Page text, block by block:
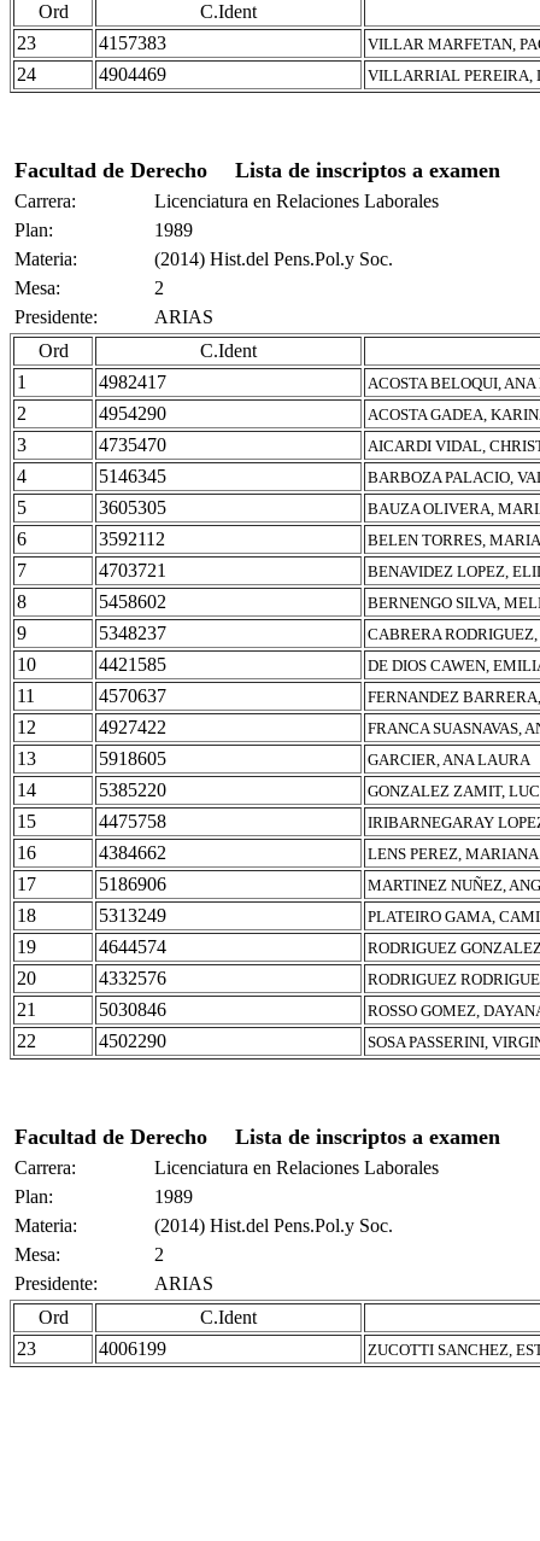
Ord
C.Ident
23
4157383 VILLAR MARFETAN,
24 4904469 VILLARRIAL PEREIRA,
Facultad de Derecho Lista de inscriptos a examen
Carrera:
Licenciatura en Relaciones Laborales
Plan:
1989
Materia:
(2014) Hist.del Pens.Pol.y Soc.
Mesa:
2
Presidente:
ARIAS
Ord
C.Ident
1
4982417 ACOSTA BELOQUI,
2 4954290 ACOSTA GADEA,
3 4735470 AICARDI VIDAL,
4 5146345 BARBOZA PALACIO,
5 3605305 BAUZA OLIVERA,
6 3592112 BELEN TORRES,
7 4703721 BENAVIDEZ LOPEZ,
8 5458602 BERNENGO SILVA,
9 5348237 CABRERA
10 4421585 DE DIOS CAWEN,
11 4570637 FERNANDEZ
12 4927422 FRANCA SUASNAVAS,
13 5918605 GARCIER, ANA LAURA
14 5385220 GONZALEZ ZAMIT,
15 4475758 IRIBARNEGARAY
16 4384662 LENS PEREZ,
17 5186906 MARTINEZ NUÑEZ,
18 5313249 PLATEIRO GAMA,
19 4644574 RODRIGUEZ
20 4332576 RODRIGUEZ
21 5030846 ROSSO GOMEZ,
22 4502290 SOSA PASSERINI,
Facultad de Derecho Lista de inscriptos a examen
Carrera:
Licenciatura en Relaciones Laborales
Plan:
1989
Materia:
(2014) Hist.del Pens.Pol.y Soc.
Mesa:
2
Presidente:
ARIAS
Ord
C.Ident
23
4006199 ZUCOTTI SANCHEZ,